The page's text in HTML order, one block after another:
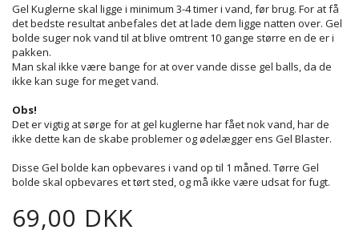
Gel Kuglerne skal ligge i minimum 3-4 timer i vand, før brug. For at få
det bedste resultat anbefales det at lade dem ligge natten over. Gel
bolde suger nok vand til at blive omtrent 10 gange større en de er i
pakken.
Man skal ikke være bange for at over vande disse gel balls, da de
ikke kan suge for meget vand.
Obs!
Det er vigtig at sørge for at gel kuglerne har fået nok vand, har de
ikke dette kan de skabe problemer og ødelægger ens Gel Blaster.
Disse Gel bolde kan opbevares i vand op til 1 måned. Tørre Gel
bolde skal opbevares et tørt sted, og må ikke være udsat for fugt.
69,00 DKK